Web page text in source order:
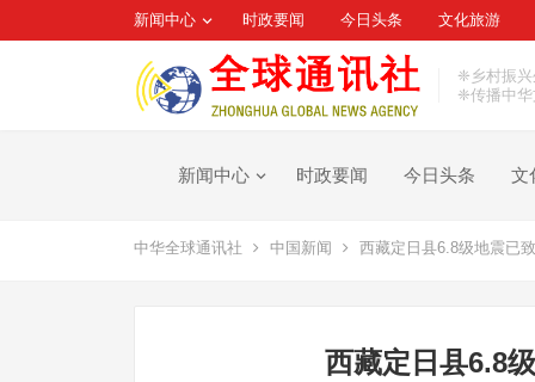
新闻中心 时政要闻 今日头条 文化旅游
❈乡村振
❈传播中
新闻中心 时政要闻 今日头条 文
中华全球通讯社 中国新闻 西藏定日县6.8级地震已
西藏定日县6.8